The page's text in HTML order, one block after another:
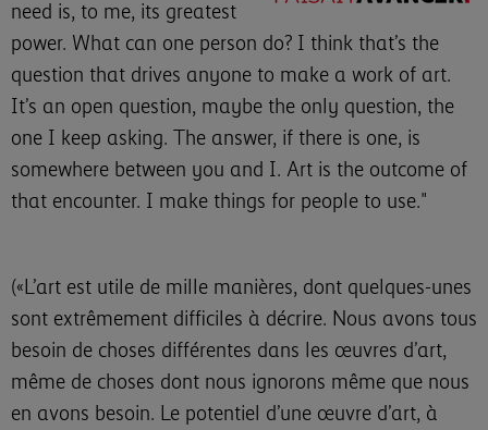
need is, to me, its greatest
power. What can one person do? I think that’s the
question that drives anyone to make a work of art.
It’s an open question, maybe the only question, the
one I keep asking. The answer, if there is one, is
somewhere between you and I. Art is the outcome of
that encounter. I make things for people to use."
(«L’art est utile de mille manières, dont quelques-unes
sont extrêmement difficiles à décrire. Nous avons tous
besoin de choses différentes dans les œuvres d’art,
même de choses dont nous ignorons même que nous
en avons besoin. Le potentiel d’une œuvre d’art, à